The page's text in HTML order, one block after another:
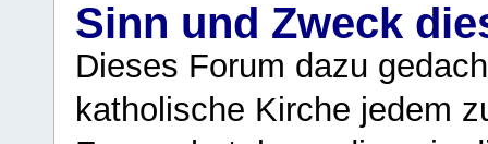
Sinn und Zweck
Dieses Forum dazu
katholische Kirche jedem